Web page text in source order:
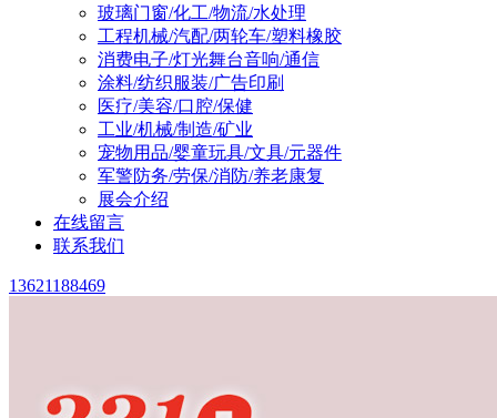
玻璃门窗/化工/物流/水处理
工程机械/汽配/两轮车/塑料橡胶
消费电子/灯光舞台音响/通信
涂料/纺织服装/广告印刷
医疗/美容/口腔/保健
工业/机械/制造/矿业
宠物用品/婴童玩具/文具/元器件
军警防务/劳保/消防/养老康复
展会介绍
在线留言
联系我们
13621188469